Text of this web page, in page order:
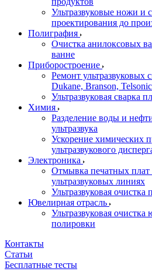
Ультразвуковые ножи и
проектирования до
Полиграфия
Очистка анилоксовых
ванне
Приборостроение
Ремонт ультразвуковых
Dukane, Branson, Telsonic
Ультразвуковая сварка
Химия
Разделение воды и
ультразвука
Ускорение химических
ультразвукового
Электроника
Отмывка печатных плат
ультразвуковых линиях
Ультразвуковая очистка
Ювелирная отрасль
Ультразвуковая
полировки
Контакты
Статьи
Бесплатные тесты